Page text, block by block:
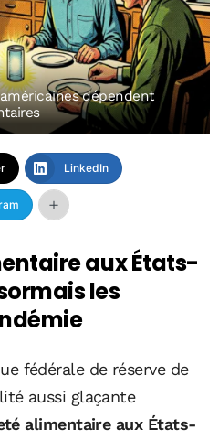
dépendent
LinkedIn
aux États-
les
fédérale de réserve de
aussi glaçante
alimentaire aux États-